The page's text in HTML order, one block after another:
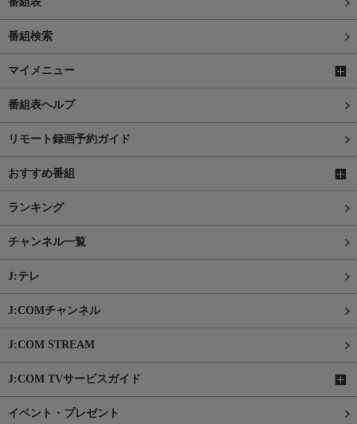
番組検索
マイメニュー
番組表ヘルプ
リモート録画予約ガイド
おすすめ番組
ランキング
チャンネル一覧
J:テレ
J:COMチャンネル
J:COM STREAM
J:COM TVサービスガイド
イベント・プレゼント